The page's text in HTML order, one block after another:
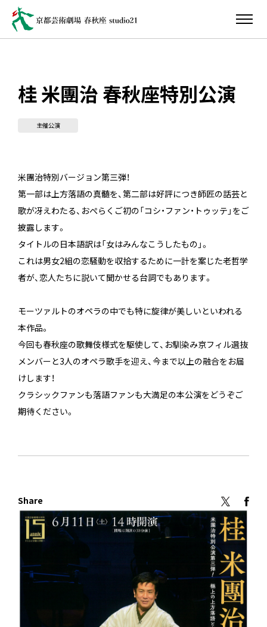
桂 米團治 春秋座特別公演
主催公演
米團治特別バージョン第三弾！
第一部は上方落語の真髄を、第二部は好評につき師匠の話芸と
歌が冴えわたる、おぺらくご初の「コシ・ファン・トゥッテ」をご
披露します。
タイトルの日本語訳は「女はみんなこうしたもの」。
これは男女2組の恋騒動を収拾するために一計を案じた老哲学
者が、恋人たちに説いて聞かせる台詞でもあります。
モーツァルトのオペラの中でも特に旋律が美しいといわれる
本作品。
今回も春秋座の歌舞伎様式を駆使して、お馴染み京フィル選抜
メンバーと3人のオペラ歌手を迎え、今まで以上の融合をお届
けします！
クラシックファンも落語ファンも大満足の本公演をどうぞご
期待ください。
Share